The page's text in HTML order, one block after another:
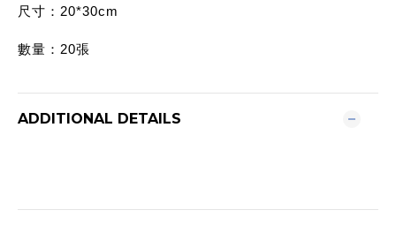
尺寸：20*30cm
數量：20張
ADDITIONAL DETAILS